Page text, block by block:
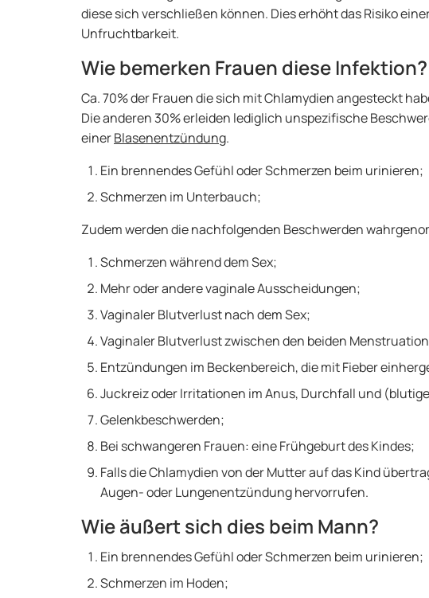
diese sich verschließen können. Dies erhöht das Risiko
Unfruchtbarkeit.
Wie bemerken Frauen diese Infektion?
Ca. 70% der Frauen die sich mit Chlamydien angesteckt
Die anderen 30% erleiden lediglich unspezifische
einerBlasenentzündung.
Ein brennendes Gefühl oder Schmerzen beim urinieren;
Schmerzen im Unterbauch;
Zudem werden die nachfolgenden Beschwerden
Schmerzen während dem Sex;
Mehr oder andere vaginale Ausscheidungen;
Vaginaler Blutverlust nach dem Sex;
Vaginaler Blutverlust zwischen den beiden
Entzündungen im Beckenbereich, die mit Fieber
Juckreiz oder Irritationen im Anus, Durchfall und
Gelenkbeschwerden;
Bei schwangeren Frauen: eine Frühgeburt des Kindes;
Falls die Chlamydien von der Mutter auf das Kind
Augen- oder Lungenentzündung hervorrufen.
Wie äußert sich dies beim Mann?
Ein brennendes Gefühl oder Schmerzen beim urinieren;
Schmerzen im Hoden;